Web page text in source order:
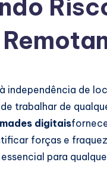
independência de
trabalhar de
digitais
forças e
para